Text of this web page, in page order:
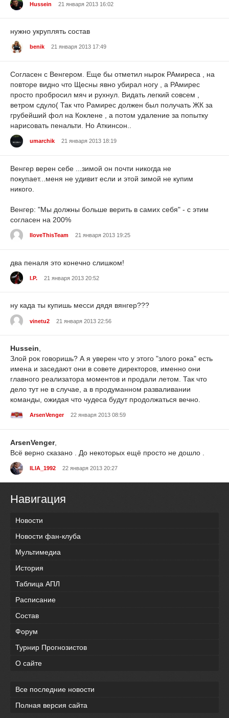
Hussein 21 января 2013 16:02
нужно укруплять состав
benik 21 января 2013 17:49
Согласен с Венгером. Еще бы отметил нырок РАмиреса , на
повторе видно что Щесны явно убирал ногу , а РАмирес
просто пробросил мяч и рухнул. Видать легкий совсем ,
ветром сдуло( Так что Рамирес должен был получать ЖК за
грубейший фол на Коклене , а потом удаление за попытку
нарисовать пенальти. Но Аткинсон..
umarchik 21 января 2013 18:19
Венгер верен себе ...зимой он почти никогда не
покупает...меня не удивит если и этой зимой не купим
никого.
Венгер: "Мы должны больше верить в самих себя" - с этим
согласен на 200%
IloveThisTeam 21 января 2013 19:25
два пеналя это конечно слишком!
I.P. 21 января 2013 20:52
ну када ты купишь месси дядя вянгер???
vinetu2 21 января 2013 22:56
Hussein,
Злой рок говоришь? А я уверен что у этого "злого рока" есть
имена и заседают они в совете директоров, именно они
главного реализатора моментов и продали летом. Так что
дело тут не в случае, а в продуманном разваливании
команды, ожидая что чудеса будут продолжаться вечно.
ArsenVenger 22 января 2013 08:59
ArsenVenger,
Всё верно сказано . До некоторых ещё просто не дошло .
ILIA_1992 22 января 2013 20:27
Навигация
Новости
Новости фан-клуба
Мультимедиа
История
Таблица АПЛ
Расписание
Состав
Форум
Турнир Прогнозистов
О сайте
Все последние новости
Полная версия сайта